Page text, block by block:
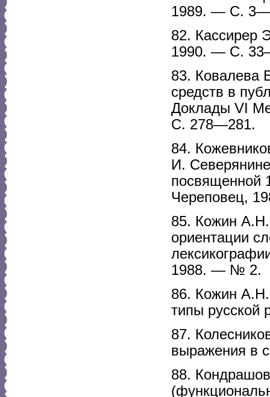
1989. — С.
82.
1990. — С.
83. Ковалева
средств в
Доклады VI
С. 278—281.
84.
И.
посвященной
Череповец,
85. Кожин А.Н.
ориентации
1988. — № 2.
86. Кожин
типы
87.
выражения в
88.